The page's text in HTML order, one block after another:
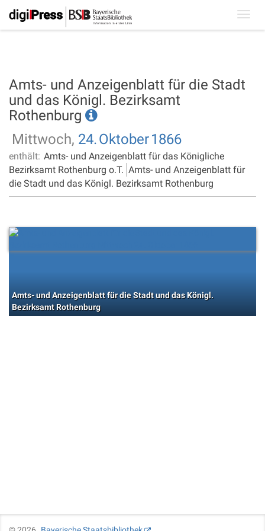
Amts- und Anzeigenblatt für die Stadt
und das Königl. Bezirksamt
Rothenburg
Mittwoch, 24.Oktober1866
enthält: Amts- und Anzeigenblatt für das Königliche
Bezirksamt Rothenburg o.T. Amts- und Anzeigenblatt für
die Stadt und das Königl. Bezirksamt Rothenburg
Amts- und Anzeigenblatt für die Stadt und das Königl.
Bezirksamt Rothenburg